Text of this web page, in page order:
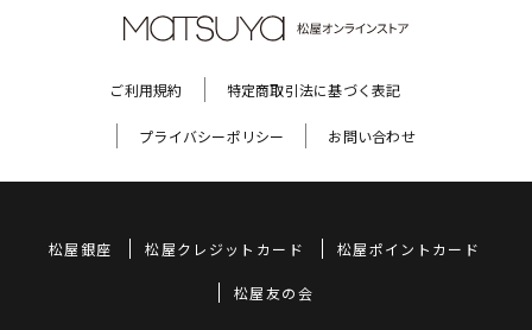
ご利用規約 特定商取引法に基づく表記
プライバシーポリシー お問い合わせ
松屋銀座 松屋クレジットカード 松屋ポイントカード
松屋友の会